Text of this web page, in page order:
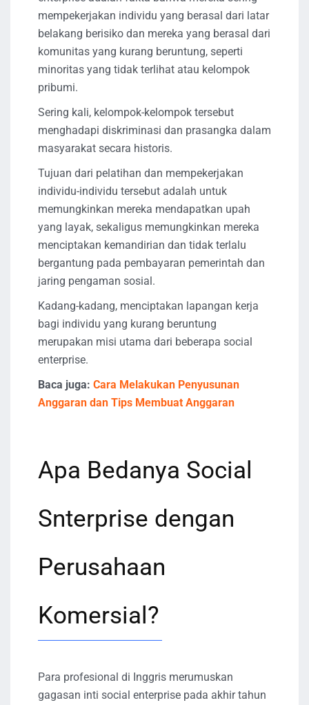
mempekerjakan individu yang berasal dari latar
belakang berisiko dan mereka yang berasal dari
komunitas yang kurang beruntung, seperti
minoritas yang tidak terlihat atau kelompok
pribumi.
Sering kali, kelompok-kelompok tersebut
menghadapi diskriminasi dan prasangka dalam
masyarakat secara historis.
Tujuan dari pelatihan dan mempekerjakan
individu-individu tersebut adalah untuk
memungkinkan mereka mendapatkan upah
yang layak, sekaligus memungkinkan mereka
menciptakan kemandirian dan tidak terlalu
bergantung pada pembayaran pemerintah dan
jaring pengaman sosial.
Kadang-kadang, menciptakan lapangan kerja
bagi individu yang kurang beruntung
merupakan misi utama dari beberapa social
enterprise.
Baca juga: Cara Melakukan Penyusunan
Anggaran dan Tips Membuat Anggaran
Apa Bedanya Social
Snterprise dengan
Perusahaan
Komersial?
Para profesional di Inggris merumuskan
gagasan inti social enterprise pada akhir tahun